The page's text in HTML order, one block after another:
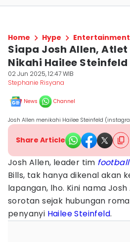
Home Hype Entertainment
Siapa Josh Allen, Atlet
Nikahi Hailee Steinfeld
02 Jun 2025, 12:47 WIB
Stephanie Risyana
News Channel
Josh Allen menikahi Hailee Steinfeld
Share Article
Josh Allen, leader tim football
Bills, tak hanya dikenal akan
lapangan, lho. Kini nama
sorotan sejak hubungan
penyanyi Hailee Steinfeld.